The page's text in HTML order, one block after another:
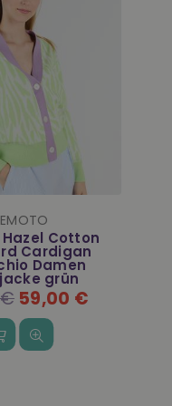
Amalia Dark
Damen
grün
€ 89,00 €